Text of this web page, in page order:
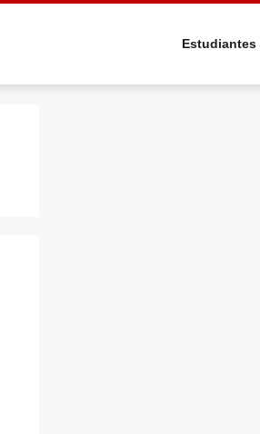
Estudiantes